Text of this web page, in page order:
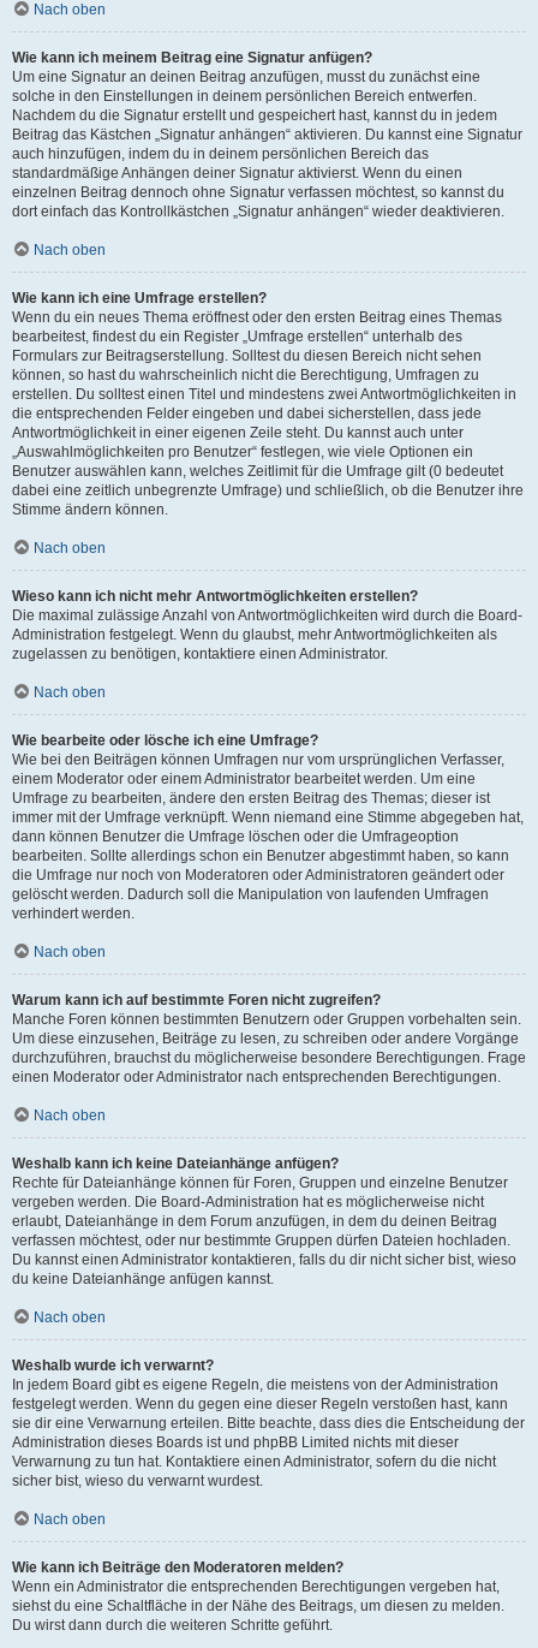
Nach oben
Wie kann ich meinem Beitrag eine Signatur anfügen?
Um eine Signatur an deinen Beitrag anzufügen, musst du zunächst eine
solche in den Einstellungen in deinem persönlichen Bereich entwerfen.
Nachdem du die Signatur erstellt und gespeichert hast, kannst du in jedem
Beitrag das Kästchen „Signatur anhängen“ aktivieren. Du kannst eine Signatur
auch hinzufügen, indem du in deinem persönlichen Bereich das
standardmäßige Anhängen deiner Signatur aktivierst. Wenn du einen
einzelnen Beitrag dennoch ohne Signatur verfassen möchtest, so kannst du
dort einfach das Kontrollkästchen „Signatur anhängen“ wieder deaktivieren.
Nach oben
Wie kann ich eine Umfrage erstellen?
Wenn du ein neues Thema eröffnest oder den ersten Beitrag eines Themas
bearbeitest, findest du ein Register „Umfrage erstellen“ unterhalb des
Formulars zur Beitragserstellung. Solltest du diesen Bereich nicht sehen
können, so hast du wahrscheinlich nicht die Berechtigung, Umfragen zu
erstellen. Du solltest einen Titel und mindestens zwei Antwortmöglichkeiten in
die entsprechenden Felder eingeben und dabei sicherstellen, dass jede
Antwortmöglichkeit in einer eigenen Zeile steht. Du kannst auch unter
„Auswahlmöglichkeiten pro Benutzer“ festlegen, wie viele Optionen ein
Benutzer auswählen kann, welches Zeitlimit für die Umfrage gilt (0 bedeutet
dabei eine zeitlich unbegrenzte Umfrage) und schließlich, ob die Benutzer ihre
Stimme ändern können.
Nach oben
Wieso kann ich nicht mehr Antwortmöglichkeiten erstellen?
Die maximal zulässige Anzahl von Antwortmöglichkeiten wird durch die Board-
Administration festgelegt. Wenn du glaubst, mehr Antwortmöglichkeiten als
zugelassen zu benötigen, kontaktiere einen Administrator.
Nach oben
Wie bearbeite oder lösche ich eine Umfrage?
Wie bei den Beiträgen können Umfragen nur vom ursprünglichen Verfasser,
einem Moderator oder einem Administrator bearbeitet werden. Um eine
Umfrage zu bearbeiten, ändere den ersten Beitrag des Themas; dieser ist
immer mit der Umfrage verknüpft. Wenn niemand eine Stimme abgegeben hat,
dann können Benutzer die Umfrage löschen oder die Umfrageoption
bearbeiten. Sollte allerdings schon ein Benutzer abgestimmt haben, so kann
die Umfrage nur noch von Moderatoren oder Administratoren geändert oder
gelöscht werden. Dadurch soll die Manipulation von laufenden Umfragen
verhindert werden.
Nach oben
Warum kann ich auf bestimmte Foren nicht zugreifen?
Manche Foren können bestimmten Benutzern oder Gruppen vorbehalten sein.
Um diese einzusehen, Beiträge zu lesen, zu schreiben oder andere Vorgänge
durchzuführen, brauchst du möglicherweise besondere Berechtigungen. Frage
einen Moderator oder Administrator nach entsprechenden Berechtigungen.
Nach oben
Weshalb kann ich keine Dateianhänge anfügen?
Rechte für Dateianhänge können für Foren, Gruppen und einzelne Benutzer
vergeben werden. Die Board-Administration hat es möglicherweise nicht
erlaubt, Dateianhänge in dem Forum anzufügen, in dem du deinen Beitrag
verfassen möchtest, oder nur bestimmte Gruppen dürfen Dateien hochladen.
Du kannst einen Administrator kontaktieren, falls du dir nicht sicher bist, wieso
du keine Dateianhänge anfügen kannst.
Nach oben
Weshalb wurde ich verwarnt?
In jedem Board gibt es eigene Regeln, die meistens von der Administration
festgelegt werden. Wenn du gegen eine dieser Regeln verstoßen hast, kann
sie dir eine Verwarnung erteilen. Bitte beachte, dass dies die Entscheidung der
Administration dieses Boards ist und phpBB Limited nichts mit dieser
Verwarnung zu tun hat. Kontaktiere einen Administrator, sofern du die nicht
sicher bist, wieso du verwarnt wurdest.
Nach oben
Wie kann ich Beiträge den Moderatoren melden?
Wenn ein Administrator die entsprechenden Berechtigungen vergeben hat,
siehst du eine Schaltfläche in der Nähe des Beitrags, um diesen zu melden.
Du wirst dann durch die weiteren Schritte geführt.